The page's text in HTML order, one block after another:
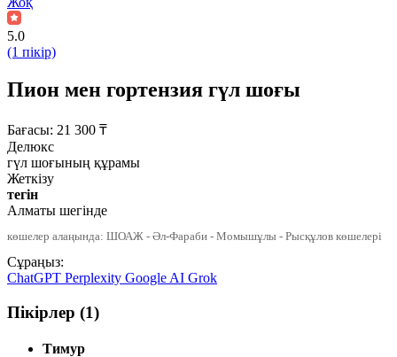
5.0
(1 пікір)
Пион мен гортензия гүл шоғы
Бағасы: 21 300 ₸
Делюкс
гүл шоғының құрамы
Жеткізу
тегін
Алматы шегінде
көшелер алаңында: ШОАЖ - Әл-Фараби - Момышұлы - Рысқұлов көшелері
Сұраңыз:
ChatGPT Perplexity Google AI Grok
Пікірлер (1)
Тимур